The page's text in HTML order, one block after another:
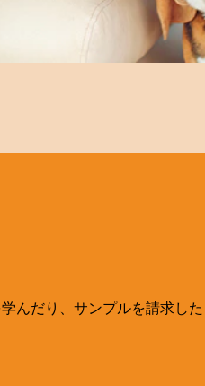
んだり、サンプルを請求し